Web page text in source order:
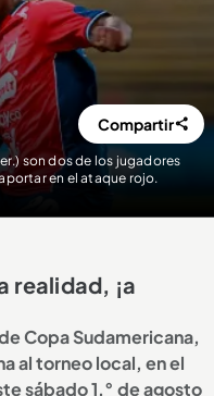
son dos de los jugadores
en el ataque rojo.
Compartir
realidad, ¡a
Copa Sudamericana,
al torneo local, en el
sábado 1.° de agosto